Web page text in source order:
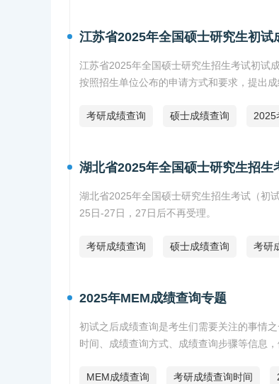
江苏省2025年全国硕士研究生初试
江苏省2025年全国硕士研究生招生考试初试
按照招生单位公布的申请方式和要求，提出成
考研成绩查询 硕士成绩查询 2025
湖北省2025年全国硕士研究生招
湖北省2025年全国硕士研究生招生考试（初
25日-27日，27日后不再受理。
考研成绩查询 硕士成绩查询 考研
2025年MEM成绩查询专题
初试之后成绩查询是考生们需要关注的事情
时间、成绩查询方式、成绩查询步骤等信息，
MEM成绩查询 考研成绩查询时间